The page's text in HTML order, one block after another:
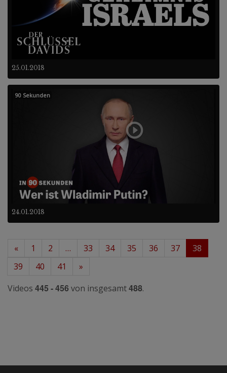
25.01.2018
24.01.2018
90 Sekunden
« 1 2 … 33 34 35 36 37
38
39
40 41
»
Videos 445 - 456 von insgesamt488.